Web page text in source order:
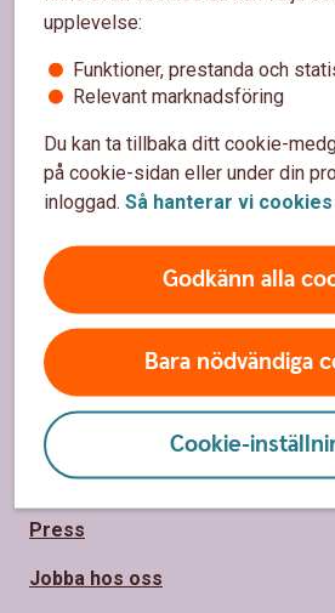
upplevelse:
Funktioner, prestanda och
Relevant marknadsföring
Du kan ta tillbaka ditt cookie-
på cookie-sidan eller under din
inloggad. Så hanterar vi cookies
Godkänn alla
Bara nödvändiga
Cookie-
Spärrhjälp
Hitta bankkontor
Bli kund
Priser, räntor och kurser
Om oss
Om Sparbanken Bergslagen
Hållbarhet
Samhällsengagemang
Press
Jobba hos oss